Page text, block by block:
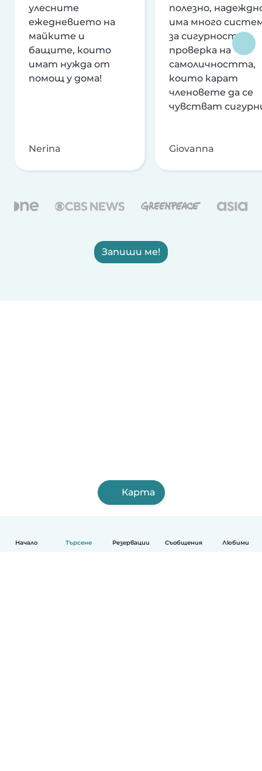
Начало Търсене Резервации Съобщения Любими
улесните
ежедневието на
майките и
бащите, които
имат нужда от
помощ у дома!
Nerina
полезно,
има много
за сигурност и
проверка на
самоличността,
които карат
членовете да се
чувстват
Giovanna
Запиши ме!
Карта